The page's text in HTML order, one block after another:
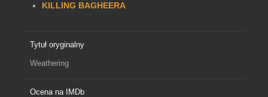
KILLING BAGHEERA
Tytuł oryginalny
Weathering
Ocena na IMDb